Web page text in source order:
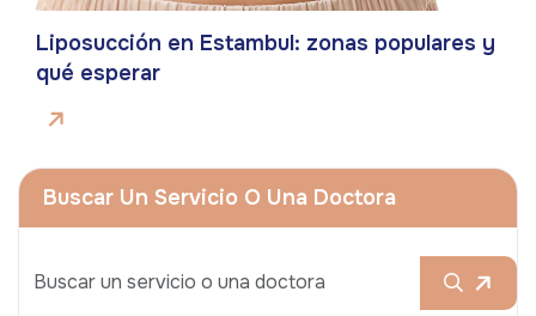
Liposucción en Estambul: zonas populares y
qué esperar
Buscar Un Servicio O Una Doctora